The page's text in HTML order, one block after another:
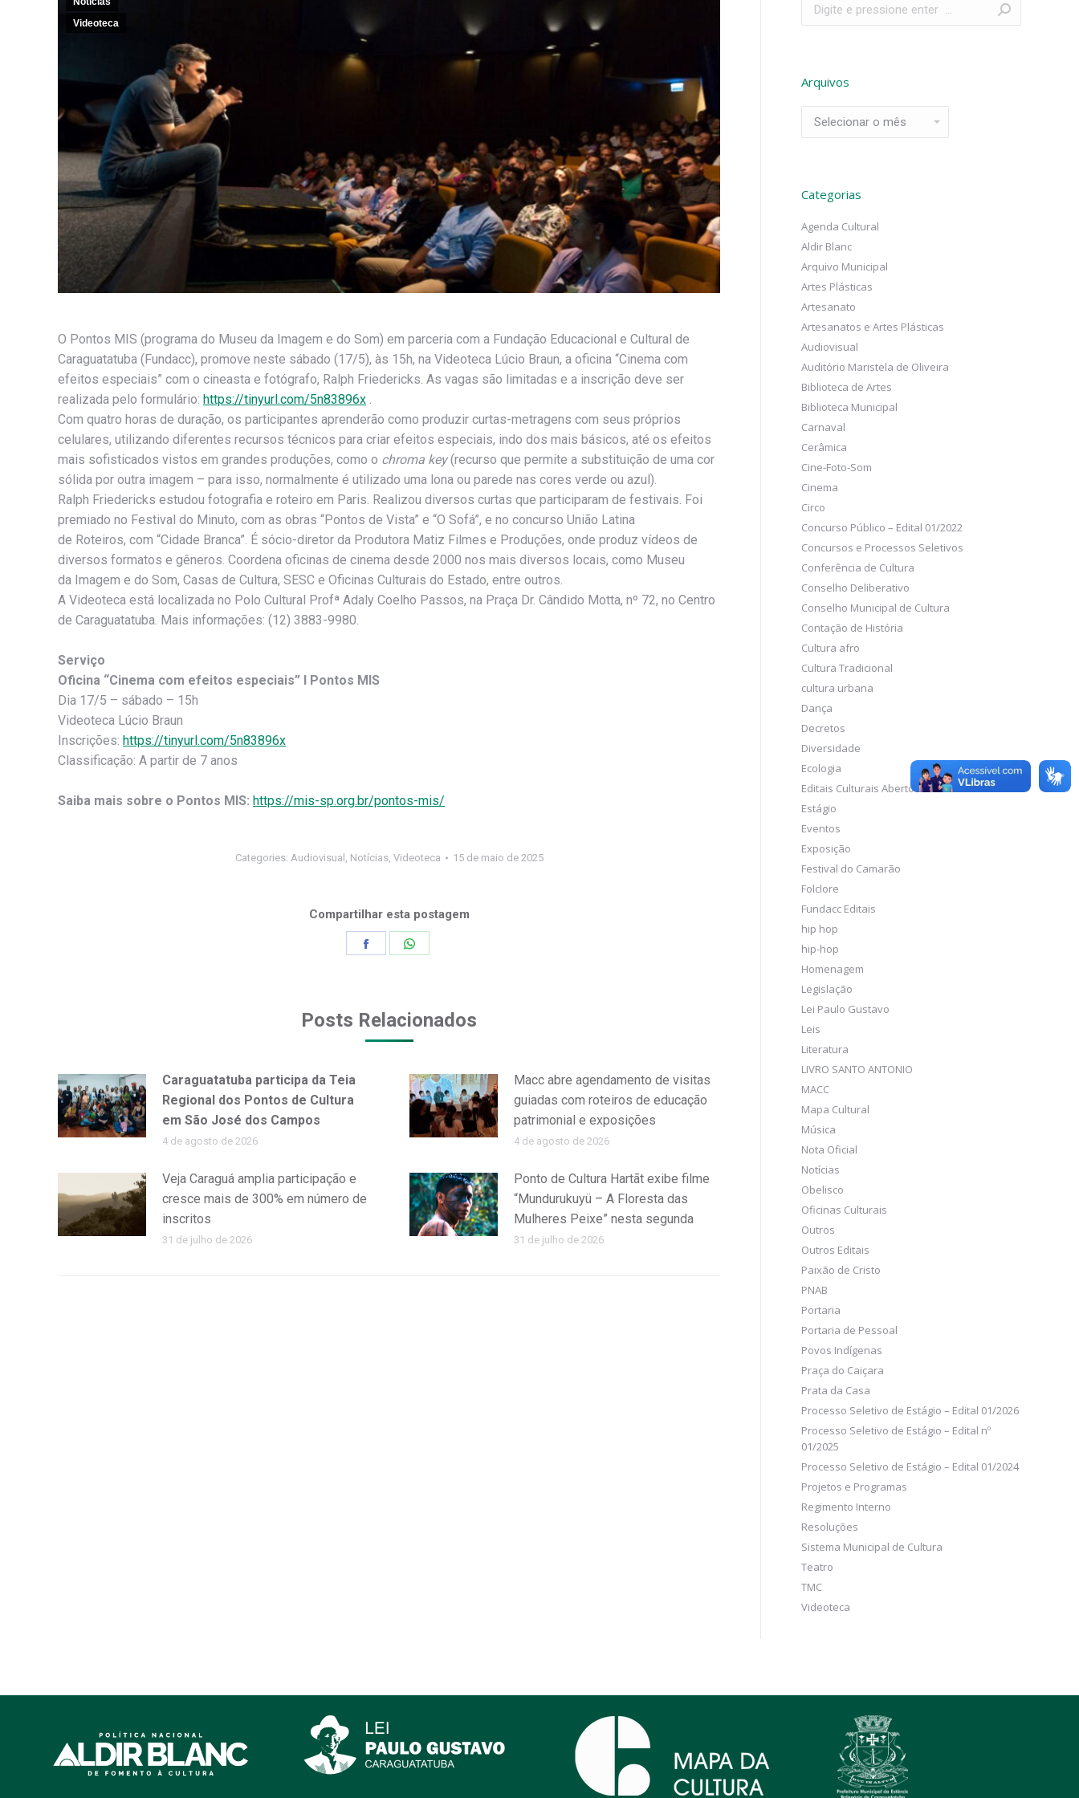
Videoteca
O Pontos MIS (programa do Museu da Imagem e do Som) em parceria com a Fundação Educacional e Cultural de
Caraguatatuba (Fundacc), promove neste sábado (17/5), às 15h, na Videoteca Lúcio Braun, a oficina “Cinema com
efeitos especiais” com o cineasta e fotógrafo, Ralph Friedericks. As vagas são limitadas e a inscrição deve ser
realizada pelo formulário: https://tinyurl.com/5n83896x
Com quatro horas de duração, os participantes aprenderão como produzir curtas-metragens com seus próprios
celulares, utilizando diferentes recursos técnicos para criar efeitos especiais, indo dos mais básicos, até os efeitos
mais sofisticados vistos em grandes produções, como o chroma key(recurso que permite a substituição de uma cor
sólida por outra imagem – para isso, normalmente é utilizado uma lona ou parede nas cores verde ou azul).
Ralph Friedericks estudou fotografia e roteiro em Paris. Realizou diversos curtas que participaram de festivais. Foi
premiado no Festival do Minuto, com as obras “Pontos de Vista” e “O Sofá”, e no concurso União Latina
de Roteiros, com “Cidade Branca”. É sócio-diretor da Produtora Matiz Filmes e Produções, onde produz vídeos de
diversos formatos e gêneros. Coordena oficinas de cinema desde 2000 nos mais diversos locais, como Museu
da Imagem e do Som, Casas de Cultura, SESC e Oficinas Culturais do Estado, entre outros.
A Videoteca está localizada no Polo Cultural Profª Adaly Coelho Passos, na Praça Dr. Cândido Motta, nº 72, no Centro
de Caraguatatuba. Mais informações: (12) 3883-9980.
Serviço
Oficina “Cinema com efeitos especiais” l Pontos MIS
Dia 17/5 – sábado – 15h
Videoteca Lúcio Braun
Inscrições: https://tinyurl.com/5n83896x
Classificação: A partir de 7 anos
Saiba mais sobre o Pontos MIS: https://mis-sp.org.br/pontos-mis/
Categories: Audiovisual Notícias, Videoteca 15 de maio de 2025
Compartilhar esta postagem
Share
Posts Relacionados
Caraguatatuba participa da Teia
Regional dos Pontos de Cultura
em São José dos Campos
4 de agosto de 2026
Macc abre agendamento de visitas
guiadas com roteiros de educação
patrimonial e exposições
4 de agosto de 2026
Veja Caraguá amplia participação e
cresce mais de 300% em número de
inscritos
31 de julho de 2026
Ponto de Cultura Hartãt exibe filme
“Mundurukuyü – A Floresta das
Mulheres Peixe” nesta segunda
31 de julho de 2026
Arquivos
Categorias
Agenda Cultural
Aldir Blanc
Arquivo Municipal
Artes Plásticas
Artesanato
Artesanatos e Artes Plásticas
Audiovisual
Auditório Maristela de Oliveira
Biblioteca de Artes
Biblioteca Municipal
Carnaval
Cerâmica
Cine-Foto-Som
Cinema
Circo
Concurso Público – Edital 01/2022
Concursos e Processos Seletivos
Conferência de Cultura
Conselho Deliberativo
Conselho Municipal de Cultura
Contação de História
Cultura afro
Cultura Tradicional
cultura urbana
Dança
Decretos
Diversidade
Ecologia
Editais Culturais Abertos
Estágio
Eventos
Exposição
Festival do Camarão
Folclore
Fundacc Editais
hip hop
hip-hop
Homenagem
Legislação
Lei Paulo Gustavo
Leis
Literatura
LIVRO SANTO ANTONIO
MACC
Mapa Cultural
Música
Nota Oficial
Notícias
Obelisco
Oficinas Culturais
Outros
Outros Editais
Paixão de Cristo
PNAB
Portaria
Portaria de Pessoal
Povos Indígenas
Praça do Caiçara
Prata da Casa
Processo Seletivo de Estágio – Edital 01/2026
Processo Seletivo de Estágio – Edital nº
01/2025
Processo Seletivo de Estágio – Edital 01/2024
Projetos e Programas
Regimento Interno
Resoluções
Sistema Municipal de Cultura
Teatro
TMC
Videoteca